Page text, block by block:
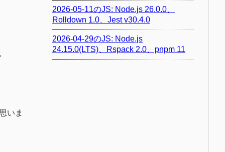
いま
2026-05-11のJS: Node.js 26.0.0、
Rolldown 1.0、Jest v30.4.0
2026-04-29のJS: Node.js
24.15.0(LTS)、Rspack 2.0、pnpm 11